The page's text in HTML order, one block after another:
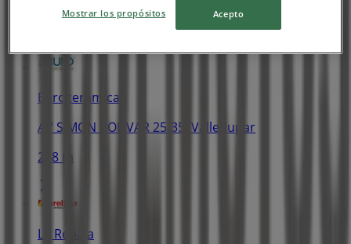
Las tiendas más cercanas
Eurocerámica
AV SIMON BOLIVAR 25-35, Valledupar
288 m
La Rebaja
Mostrar los propósitos Acepto